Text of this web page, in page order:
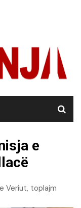
e
Veriut, toplajm